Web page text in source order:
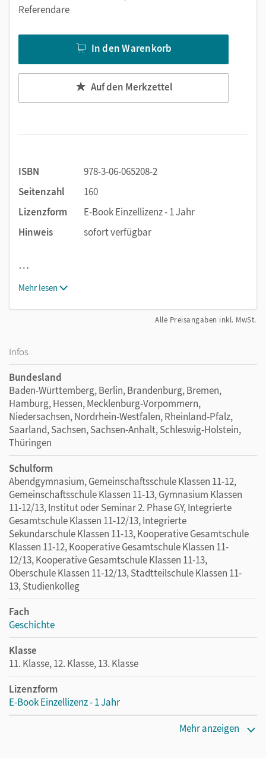
Referendare
In den Warenkorb
Auf den Merkzettel
ISBN
978-3-06-065208-2
Seitenzahl
160
Lizenzform
E-Book Einzellizenz - 1 Jahr
Hinweis
sofort verfügbar
…
Mehr lesen
Alle Preisangaben inkl. MwSt.
Infos
Bundesland
Baden-Württemberg, Berlin, Brandenburg, Bremen,
Hamburg, Hessen, Mecklenburg-Vorpommern,
Niedersachsen, Nordrhein-Westfalen, Rheinland-Pfalz,
Saarland, Sachsen, Sachsen-Anhalt, Schleswig-Holstein,
Thüringen
Schulform
Abendgymnasium, Gemeinschaftsschule Klassen 11-12,
Gemeinschaftsschule Klassen 11-13, Gymnasium Klassen
11-12/13, Institut oder Seminar 2. Phase GY, Integrierte
Gesamtschule Klassen 11-12/13, Integrierte
Sekundarschule Klassen 11-13, Kooperative Gesamtschule
Klassen 11-12, Kooperative Gesamtschule Klassen 11-
12/13, Kooperative Gesamtschule Klassen 11-13,
Oberschule Klassen 11-12/13, Stadtteilschule Klassen 11-
13, Studienkolleg
Fach
Geschichte
Klasse
11. Klasse, 12. Klasse, 13. Klasse
Lizenzform
E-Book Einzellizenz - 1 Jahr
Mehr anzeigen